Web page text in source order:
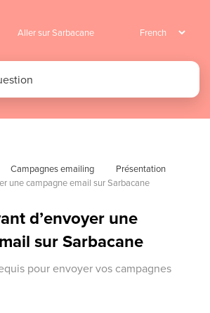
Aller sur Sarbacane
Campagnes emailing
Présentation
une campagne email sur Sarbacane
d’envoyer une
sur Sarbacane
pour envoyer vos campagnes